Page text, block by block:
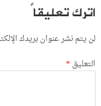
اترك تعليقاً
لن يتم نشر عنوان بريدك
التعليق *